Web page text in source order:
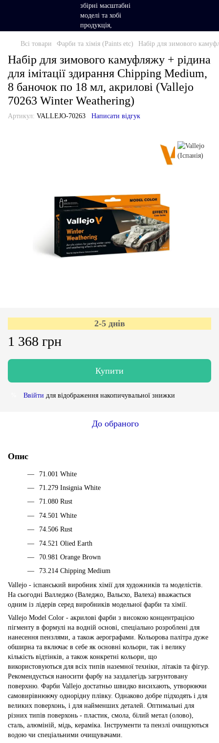
Всі товари Фарби та хімія (Paints etc) Набір для зимового
Набір для зимового камуфляжу + рідина
для імітації здирання Chipping Medium,
8 баночок по 18 мл, акрилові (Vallejo
70263 Winter Weathering)
Артикул: VALLEJO-70263 Написати відгук
2-5 днів
1 368 грн
Купити
Ввійти для відображення накопичувальної знижки
До обраного
Опис
71.001 White
71.279 Insignia White
71.080 Rust
74.501 White
74.506 Rust
74.521 Olied Earth
70.981 Orange Brown
73.214 Chipping Medium
Vallejo - іспанський виробник хімії для художників та моделістів.
На сьогодні Валледжо (Валеджо, Вальєхо, Валеха) вважається
одним із лідерів серед виробників модельної фарби та хімії.
Vallejo Model Color - акрилові фарби з високою концентрацією
пігменту в формулі на водній основі, спеціально розроблені для
нанесення пензлями, а також аерографами. Кольорова палітра дуже
обширна та включає в себе як основні кольори, так і велику
кількість відтінків, а також конкретні кольори, що
використовуються для всіх типів наземної техніки, літаків та фігур.
Рекомендується наносити фарбу на заздалегідь загрунтовану
поверхню. Фарби Vallejo достатньо швидко висихають, утворюючи
самовирівнюючу однорідну плівку. Однаково добре підходять і для
великих поверхонь, і для найменших деталей. Оптимальні для
різних типів поверхонь - пластик, смола, білий метал (олово),
сталь, алюміній, мідь, кераміка. Інструменти та пензлі очищуються
водою чи спеціальними очищувачами.